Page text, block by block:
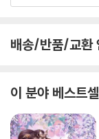
배송/반품/교환
이 분야 베스트